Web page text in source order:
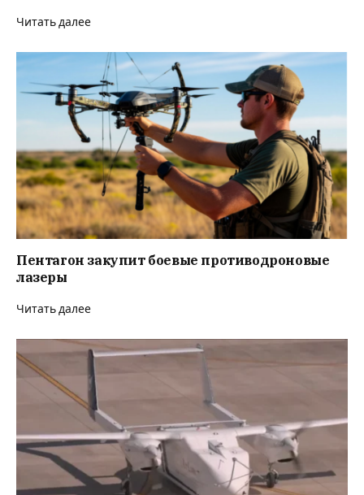
Читать далее
Пентагон закупит боевые противодроновые
лазеры
Читать далее